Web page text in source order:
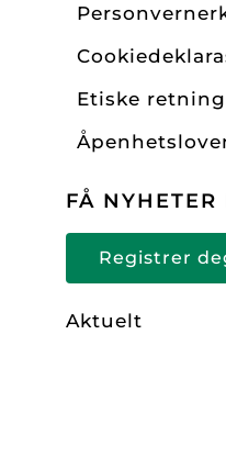
Etiske
FÅ NYHETER
Registrer
Aktuelt